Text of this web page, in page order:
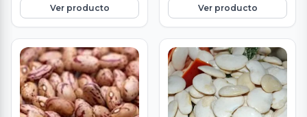
Ver producto Ver producto